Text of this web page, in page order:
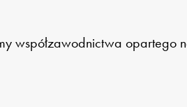
współzawodnictwa opartego